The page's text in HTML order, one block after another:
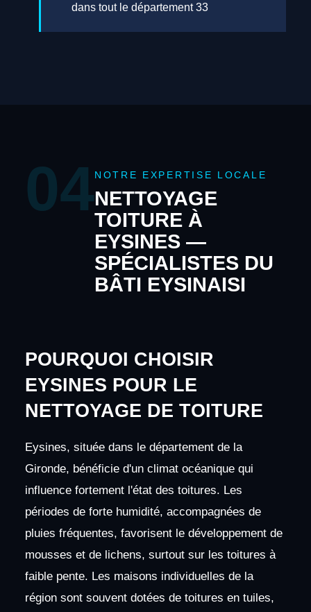
dans tout le département 33
04 NOTRE EXPERTISE LOCALE
NETTOYAGE
TOITURE À
EYSINES —
SPÉCIALISTES DU
BÂTI EYSINAISI
POURQUOI CHOISIR
EYSINES POUR LE
NETTOYAGE DE TOITURE
Eysines, située dans le département de la
Gironde, bénéficie d'un climat océanique qui
influence fortement l'état des toitures. Les
périodes de forte humidité, accompagnées de
pluies fréquentes, favorisent le développement de
mousses et de lichens, surtout sur les toitures à
faible pente. Les maisons individuelles de la
région sont souvent dotées de toitures en tuiles,